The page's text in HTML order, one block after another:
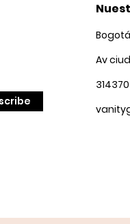
Bogotá,
Av